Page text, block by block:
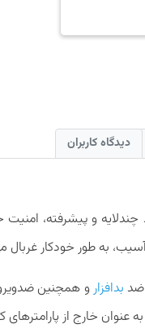
دیدگاه کاربران
چندلایه و پیشرفته،
به طور خودکار غربال
ضد بدافزارو همچنین
عنوان خارج از